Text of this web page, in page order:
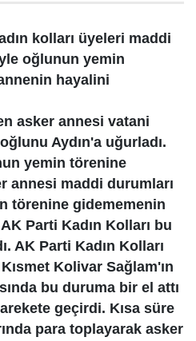
kolları üyeleri maddi
oğlunun yemin
hayalini
asker annesi vatani
Aydın'a uğurladı.
yemin törenine
annesi maddi durumları
törenine gidememenin
Parti Kadın Kolları bu
AK Parti Kadın Kolları
Kolivar Sağlam'ın
bu duruma bir el attı
geçirdi. Kısa süre
para toplayarak asker